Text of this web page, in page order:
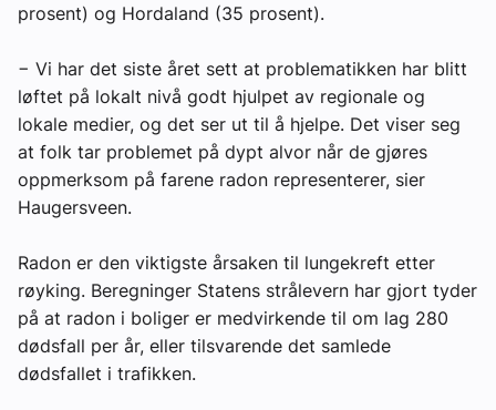
prosent) og Hordaland (35 prosent).
− Vi har det siste året sett at problematikken har blitt
løftet på lokalt nivå godt hjulpet av regionale og
lokale medier, og det ser ut til å hjelpe. Det viser seg
at folk tar problemet på dypt alvor når de gjøres
oppmerksom på farene radon representerer, sier
Haugersveen.
Radon er den viktigste årsaken til lungekreft etter
røyking. Beregninger Statens strålevern har gjort tyder
på at radon i boliger er medvirkende til om lag 280
dødsfall per år, eller tilsvarende det samlede
dødsfallet i trafikken.